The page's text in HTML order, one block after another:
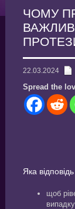
ЧОМУ
22.03.2024
Spread the
Яка
щоб